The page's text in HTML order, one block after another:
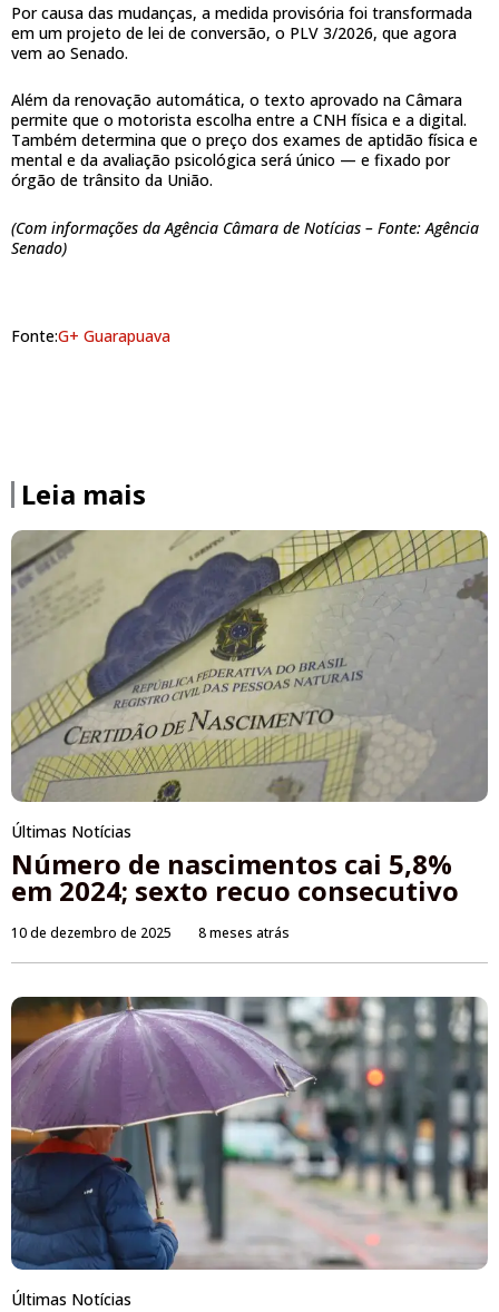
Por causa das mudanças, a medida provisória foi transformada
em um projeto de lei de conversão, o PLV 3/2026, que agora
vem ao Senado.
Além da renovação automática, o texto aprovado na Câmara
permite que o motorista escolha entre a CNH física e a digital.
Também determina que o preço dos exames de aptidão física e
mental e da avaliação psicológica será único — e fixado por
órgão de trânsito da União.
(Com informações da Agência Câmara de Notícias – Fonte: Agência
Senado)
Fonte:G+ Guarapuava
Leia mais
Últimas Notícias
Número de nascimentos cai 5,8%
em 2024; sexto recuo consecutivo
10 de dezembro de 2025 8 meses atrás
Últimas Notícias